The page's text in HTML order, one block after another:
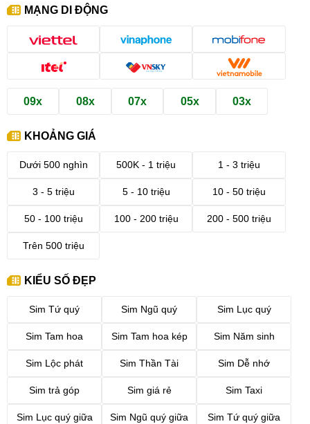
MẠNG DI ĐỘNG
09x 08x 07x 05x 03x
KHOẢNG GIÁ
Dưới 500 nghìn 500K - 1 triệu 1 - 3 triệu
3 - 5 triệu 5 - 10 triệu 10 - 50 triệu
50 - 100 triệu 100 - 200 triệu 200 - 500 triệu
Trên 500 triệu
KIỂU SỐ ĐẸP
Sim Tứ quý Sim Ngũ quý Sim Lục quý
Sim Tam hoa Sim Tam hoa kép Sim Năm sinh
Sim Lộc phát Sim Thần Tài Sim Dễ nhớ
Sim trả góp Sim giá rẻ Sim Taxi
Sim Lục quý giữa Sim Ngũ quý giữa Sim Tứ quý giữa